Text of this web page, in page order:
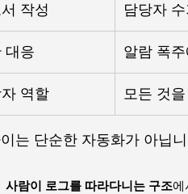
작성 담당자
대응 알람 폭
역할 모든 것
는 단순한 자동화가 아닙
사람이 로그를 따라다니는 구조에